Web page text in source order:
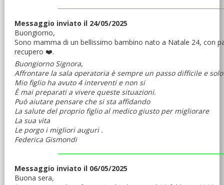
Messaggio inviato il 24/05/2025
Buongiorno,
Sono mamma di un bellissimo bambino nato a Natale 24, con
recupero ❤️.
Buongiorno Signora,
Affrontare la sala operatoria è sempre un passo difficile e
Mio figlio ha avuto 4 interventi e non si
È mai preparati a vivere queste situazioni.
Può aiutare pensare che si sta affidando
La salute del proprio figlio al medico giusto per migliorare
La sua vita
Le porgo i migliori auguri .
Federica Gismondi
Messaggio inviato il 06/05/2025
Buona sera,